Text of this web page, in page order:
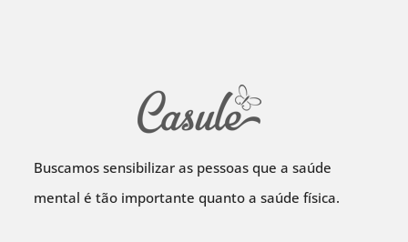
Buscamos sensibilizar as pessoas que a saúde
mental é tão importante quanto a saúde física.